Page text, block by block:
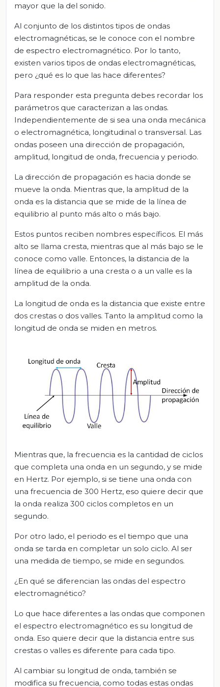
mayor que la del sonido.
Al conjunto de los distintos tipos de ondas
electromagnéticas, se le conoce con el nombre
de espectro electromagnético. Por lo tanto,
existen varios tipos de ondas electromagnéticas,
pero ¿qué es lo que las hace diferentes?
Para responder esta pregunta debes recordar los
parámetros que caracterizan a las ondas.
Independientemente de si sea una onda mecánica
o electromagnética, longitudinal o transversal. Las
ondas poseen una dirección de propagación,
amplitud, longitud de onda, frecuencia y periodo.
La dirección de propagación es hacia donde se
mueve la onda. Mientras que, la amplitud de la
onda es la distancia que se mide de la línea de
equilibrio al punto más alto o más bajo.
Estos puntos reciben nombres específicos. El más
alto se llama cresta, mientras que al más bajo se le
conoce como valle. Entonces, la distancia de la
línea de equilibrio a una cresta o a un valle es la
amplitud de la onda.
La longitud de onda es la distancia que existe entre
dos crestas o dos valles. Tanto la amplitud como la
longitud de onda se miden en metros.
Mientras que, la frecuencia es la cantidad de ciclos
que completa una onda en un segundo, y se mide
en Hertz. Por ejemplo, si se tiene una onda con
una frecuencia de 300 Hertz, eso quiere decir que
la onda realiza 300 ciclos completos en un
segundo.
Por otro lado, el periodo es el tiempo que una
onda se tarda en completar un solo ciclo. Al ser
una medida de tiempo, se mide en segundos.
¿En qué se diferencian las ondas del espectro
electromagnético?
Lo que hace diferentes a las ondas que componen
el espectro electromagnético es su longitud de
onda. Eso quiere decir que la distancia entre sus
crestas o valles es diferente para cada tipo.
Al cambiar su longitud de onda, también se
modifica su frecuencia, como todas estas ondas